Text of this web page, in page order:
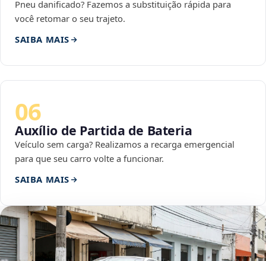
Pneu danificado? Fazemos a substituição rápida para
você retomar o seu trajeto.
SAIBA MAIS
06
Auxílio de Partida de Bateria
Veículo sem carga? Realizamos a recarga emergencial
para que seu carro volte a funcionar.
SAIBA MAIS